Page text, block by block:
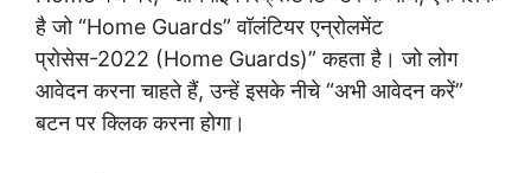
है जो “Home Guards” वॉलंटियर एन्रोलमेंट
प्रोसेस-2022 (Home Guards)” कहता है। जो लोग
आवेदन करना चाहते हैं, उन्हें इसके नीचे “अभी आवेदन करें”
बटन पर क्लिक करना होगा।